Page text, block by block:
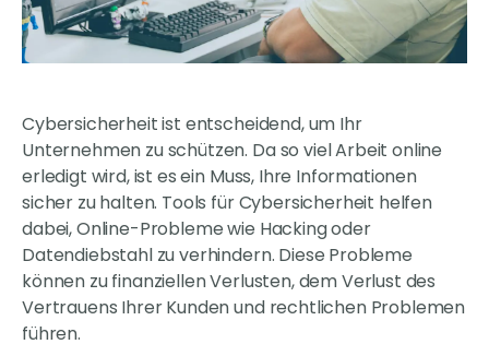
Cybersicherheit ist entscheidend, um Ihr
Unternehmen zu schützen. Da so viel Arbeit online
erledigt wird, ist es ein Muss, Ihre Informationen
sicher zu halten. Tools für Cybersicherheit helfen
dabei, Online-Probleme wie Hacking oder
Datendiebstahl zu verhindern. Diese Probleme
können zu finanziellen Verlusten, dem Verlust des
Vertrauens Ihrer Kunden und rechtlichen Problemen
führen.